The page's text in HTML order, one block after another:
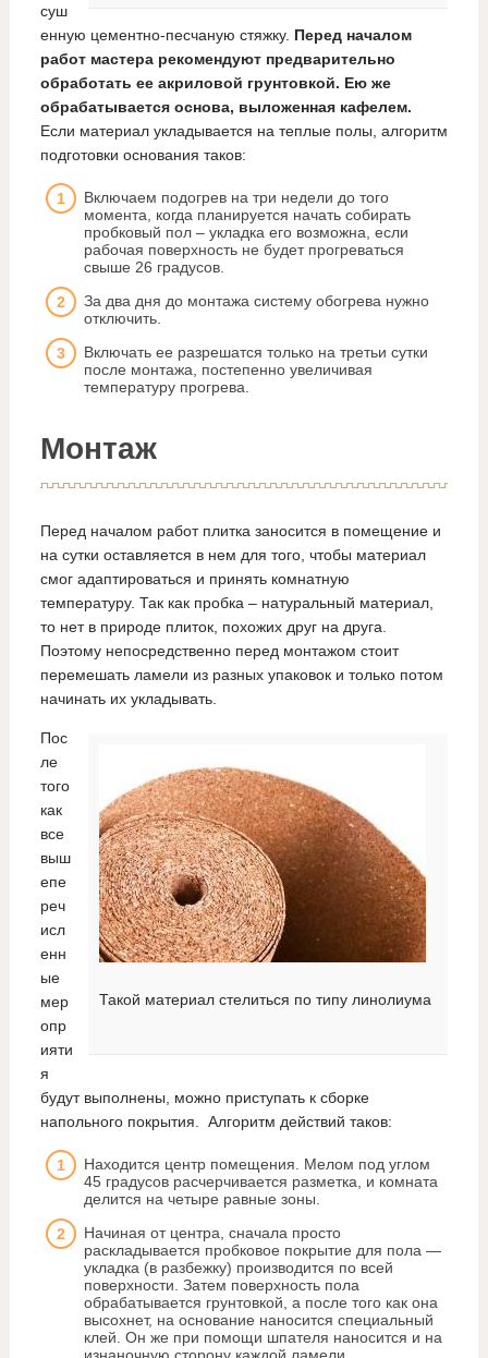
суш
енную цементно-песчаную стяжку. Перед началом
работ мастера рекомендуют предварительно
обработать ее акриловой грунтовкой. Ею же
обрабатывается основа, выложенная кафелем.
Если материал укладывается на теплые полы, алгоритм
подготовки основания таков:
Включаем подогрев на три недели до того
момента, когда планируется начать собирать
пробковый пол – укладка его возможна, если
рабочая поверхность не будет прогреваться
свыше 26 градусов.
За два дня до монтажа систему обогрева нужно
отключить.
Включать ее разрешатся только на третьи сутки
после монтажа, постепенно увеличивая
температуру прогрева.
Монтаж
Перед началом работ плитка заносится в помещение и
на сутки оставляется в нем для того, чтобы материал
смог адаптироваться и принять комнатную
температуру. Так как пробка – натуральный материал,
то нет в природе плиток, похожих друг на друга.
Поэтому непосредственно перед монтажом стоит
перемешать ламели из разных упаковок и только потом
начинать их укладывать.
Такой материал стелиться по типу линолиума
Пос
ле
того
как
все
выш
епе
реч
исл
енн
ые
мер
опр
ияти
я
будут выполнены, можно приступать к сборке
напольного покрытия. Алгоритм действий таков:
Находится центр помещения. Мелом под углом
45 градусов расчерчивается разметка, и комната
делится на четыре равные зоны.
Начиная от центра, сначала просто
раскладывается пробковое покрытие для пола —
укладка (в разбежку) производится по всей
поверхности. Затем поверхность пола
обрабатывается грунтовкой, а после того как она
высохнет, на основание наносится специальный
клей. Он же при помощи шпателя наносится и на